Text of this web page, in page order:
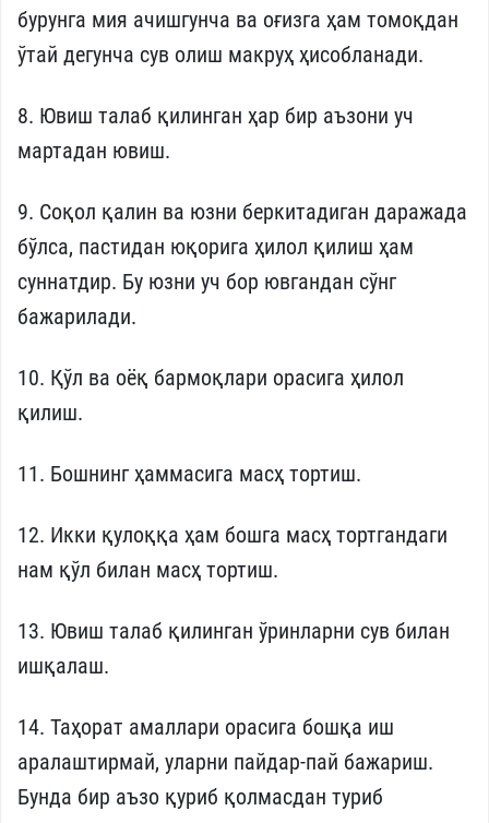
бурунга мия ачишгунча ва оғизга ҳам томоқдан
ўтай дегунча сув олиш макруҳ ҳисобланади.
8. Ювиш талаб қилинган ҳар бир аъзони уч
мартадан ювиш.
9. Соқол қалин ва юзни беркитадиган даражада
бўлса, пастидан юқорига ҳилол қилиш ҳам
суннатдир. Бу юзни уч бор ювгандан сўнг
бажарилади.
10. Қўл ва оёқ бармоқлари орасига ҳилол
қилиш.
11. Бошнинг ҳаммасига масҳ тортиш.
12. Икки қулоққа ҳам бошга масҳ тортгандаги
нам қўл билан масҳ тортиш.
13. Ювиш талаб қилинган ўринларни сув билан
ишқалаш.
14. Таҳорат амаллари орасига бошқа иш
аралаштирмай, уларни пайдар-пай бажариш.
Бунда бир аъзо қуриб қолмасдан туриб